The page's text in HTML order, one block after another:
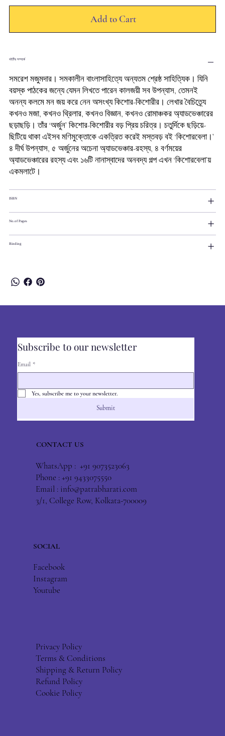
Add to Cart
বইটির সম্পর্কে
সমরেশ মজুমদার। সমকালীন বাংলাসাহিত্যে অন্যতম শ্রেষ্ঠ সাহিত্যিক। যিনি
বয়স্ক পাঠকের জন্যে যেমন লিখতে পারেন কালজয়ী সব উপন্যাস, তেমনই
অনন্য কলমে মন জয় করে নেন অসংখ্য কিশোর-কিশোরীর। লেখার বৈচিত্র্যে
কখনও মজা, কখনও থ্রিলার, কখনও বিজ্ঞান, কখনও রোমাঞ্চকর অ্যাডভেঞ্চারের
ছড়াছড়ি। তাঁর ‘অর্জুন’ কিশোর-কিশোরীর বড় প্রিয় চরিত্র। চতুর্দিকে ছড়িয়ে-
ছিটিয়ে থাকা এইসব মণিমুক্তোকে একত্রিত করেই মস্তবড় বই ‘কিশোরবেলা।’
৪ দীর্ঘ উপন্যাস, ৫ অর্জুনের অচেনা অ্যাডভেঞ্চার-রহস্য, ৪ বর্ণময়ের
অ্যাডভেঞ্চারের রহস্য এবং ১৬টি নানাস্বাদের অনবদ্য গল্প এখন ‘কিশোরবেলা’য়
একমলাটে।
ISBN
No.of Pages
Binding
Subscribe to our newsletter
Email *
Yes, subscribe me to your newsletter.
Submit
CONTACT US
WhatsApp : +91 9073523063
Phone : +91 9433075550
Email : info@patrabharati.com
3/1, College Row, Kolkata-700009
SOCIAL
Facebook
Instagram
Youtube
Privacy Policy
Terms & Conditions
Shipping & Return Policy
Refund Policy
Cookie Policy